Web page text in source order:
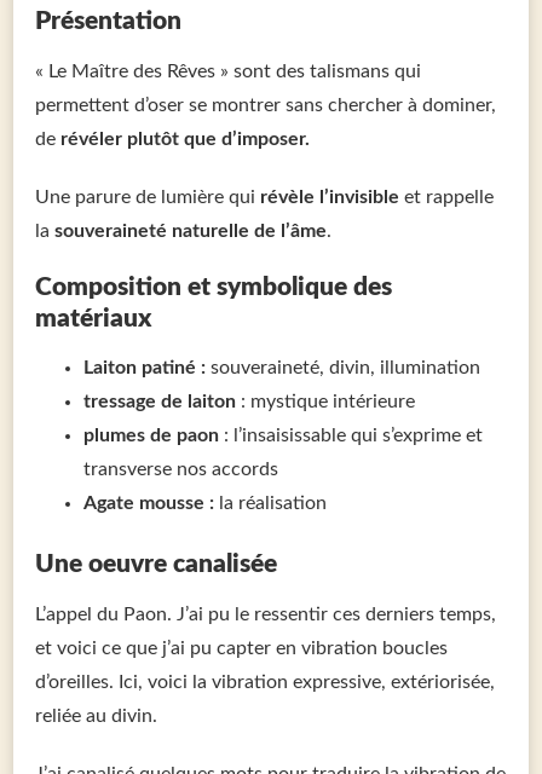
Présentation
« Le Maître des Rêves » sont des talismans qui
permettent d’oser se montrer sans chercher à dominer,
de révéler plutôt que d’imposer.
Une parure de lumière qui révèle l’invisible et rappelle
la souveraineté naturelle de l’âme.
Composition et symbolique des
matériaux
Laiton patiné : souveraineté, divin, illumination
tressage de laiton : mystique intérieure
plumes de paon : l’insaisissable qui s’exprime et
transverse nos accords
Agate mousse : la réalisation
Une oeuvre canalisée
L’appel du Paon. J’ai pu le ressentir ces derniers temps,
et voici ce que j’ai pu capter en vibration boucles
d’oreilles. Ici, voici la vibration expressive, extériorisée,
reliée au divin.